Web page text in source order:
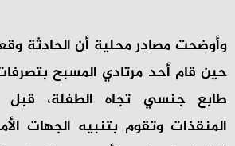
وأوضحت مصادر محلية أن الحادثة
حين قام أحد مرتادي المسبح
طابع جنسي تجاه الطفلة،
المنقذات وتقوم بتنبيه الجهات